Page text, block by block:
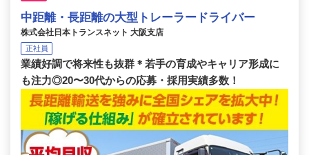
中距離・長距離の大型トレーラードライバー
株式会社日本トランスネット 大阪支店
正社員
業績好調で将来性も抜群＊若手の育成やキャリア形成に
も注力◎20〜30代からの応募・採用実績多数！